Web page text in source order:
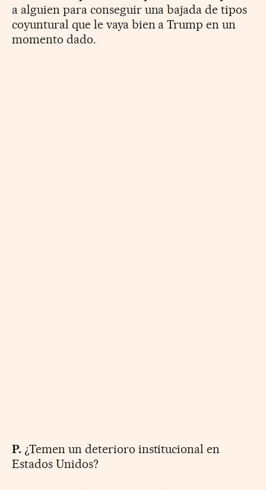
a alguien para conseguir una bajada de tipos
coyuntural que le vaya bien a Trump en un
momento dado.
P.¿Temen un deterioro institucional en
Estados Unidos?